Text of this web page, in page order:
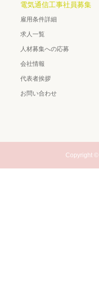
電気通信工事社員募集
雇用条件詳細
求人一覧
人材募集への応募
会社情報
代表者挨拶
お問い合わせ
Copyright ©